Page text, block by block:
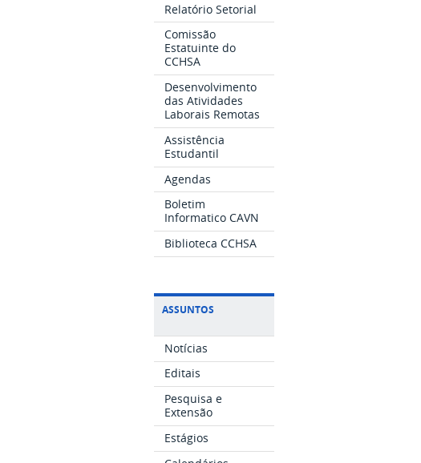
Relatório Setorial
Comissão
Estatuinte do
CCHSA
Desenvolvimento
das Atividades
Laborais Remotas
Assistência
Estudantil
Agendas
Boletim
Informatico CAVN
Biblioteca CCHSA
ASSUNTOS
Notícias
Editais
Pesquisa e
Extensão
Estágios